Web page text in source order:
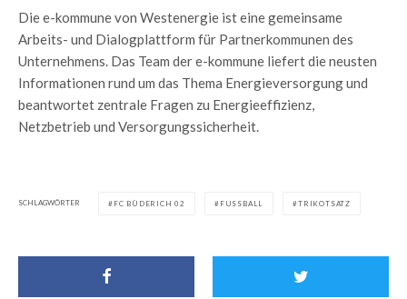
Die e-kommune von Westenergie ist eine gemeinsame
Arbeits- und Dialogplattform für Partnerkommunen des
Unternehmens. Das Team der e-kommune liefert die neusten
Informationen rund um das Thema Energieversorgung und
beantwortet zentrale Fragen zu Energieeffizienz,
Netzbetrieb und Versorgungssicherheit.
SCHLAGWÖRTER FC BÜDERICH 02 FUSSBALL TRIKOTSATZ